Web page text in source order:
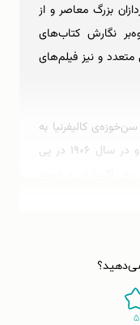
بزرگ معاصر و از
نگارش کتاب‌های
متعدد و نیز فیلم‌های
در ۲۴ ژانویه‌ی سال ۱۹۴۷ در سن‌خوزه‌ی کالیفرنیا به
دنیا آمد. کاکو تباری ژاپنی دارد. پدربزرگ او در سال ۱۹۰۶ در پی
پدر و مادر کاکو
دوم ژاپنی‌های مهاجر
را برای پیشرفت
ویژه پیدا کرد و
میدان یکپارچه‌ی خود۵